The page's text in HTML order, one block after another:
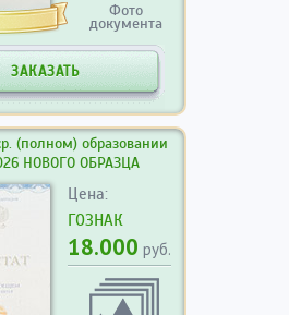
Фото
документа
ЗАКАЗАТЬ
(полном) образовании
НОВОГО ОБРАЗЦА
Цена:
ГОЗНАК
18.000 руб.